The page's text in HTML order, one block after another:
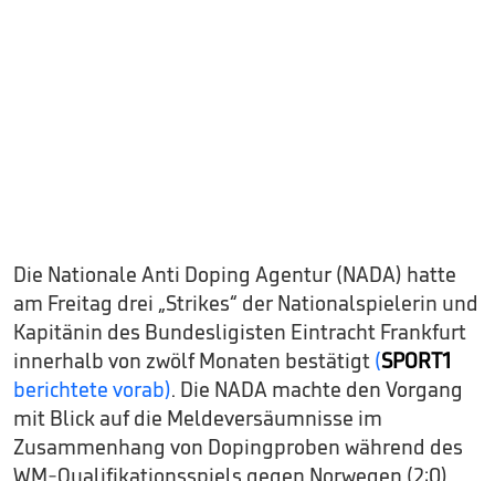
Die Nationale Anti Doping Agentur (NADA) hatte
am Freitag drei „Strikes“ der Nationalspielerin und
Kapitänin des Bundesligisten Eintracht Frankfurt
innerhalb von zwölf Monaten bestätigt (SPORT1
berichtete vorab). Die NADA machte den Vorgang
mit Blick auf die Meldeversäumnisse im
Zusammenhang von Dopingproben während des